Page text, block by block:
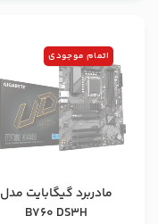
اتمام موجودی
مادربرد گیگابایت مدل
B760 DS3H